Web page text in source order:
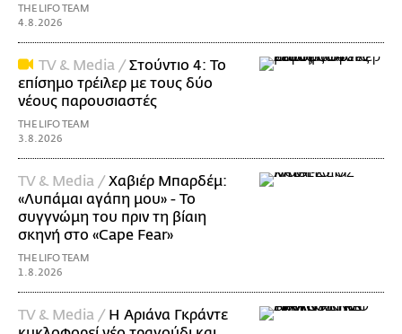
THE LIFO TEAM
4.8.2026
TV & Media /Στούντιο 4: Το
επίσημο τρέιλερ με τους δύο
νέους παρουσιαστές
THE LIFO TEAM
3.8.2026
TV & Media / Χαβιέρ Μπαρδέμ:
«Λυπάμαι αγάπη μου» - Το
συγγνώμη του πριν τη βίαιη
σκηνή στο «Cape Fear»
THE LIFO TEAM
1.8.2026
TV & Media / Η Αριάνα Γκράντε